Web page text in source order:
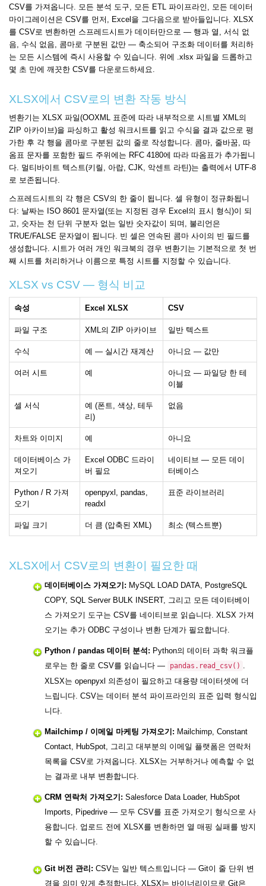
CSV를 가져옵니다. 모든 분석 도구, 모든 ETL 파이프라인, 모든 데이터
마이그레이션은 CSV를 먼저, Excel을 그다음으로 받아들입니다. XLSX
를 CSV로 변환하면 스프레드시트가 데이터만으로 — 행과 열, 서식 없
음, 수식 없음, 콤마로 구분된 값만 — 축소되어 구조화 데이터를 처리하
는 모든 시스템에 즉시 사용할 수 있습니다. 위에 .xlsx 파일을 드롭하고
몇 초 만에 깨끗한 CSV를 다운로드하세요.
XLSX에서 CSV로의 변환 작동 방식
변환기는 XLSX 파일(OOXML 표준에 따라 내부적으로 시트별 XML의
ZIP 아카이브)을 파싱하고 활성 워크시트를 읽고 수식을 결과 값으로 평
가한 후 각 행을 콤마로 구분된 값의 줄로 작성합니다. 콤마, 줄바꿈, 따
옴표 문자를 포함한 필드 주위에는 RFC 4180에 따라 따옴표가 추가됩니
다. 멀티바이트 텍스트(키릴, 아랍, CJK, 악센트 라틴)는 출력에서 UTF-8
로 보존됩니다.
스프레드시트의 각 행은 CSV의 한 줄이 됩니다. 셀 유형이 정규화됩니
다: 날짜는 ISO 8601 문자열(또는 지정된 경우 Excel의 표시 형식)이 되
고, 숫자는 천 단위 구분자 없는 일반 숫자값이 되며, 불리언은
TRUE/FALSE 문자열이 됩니다. 빈 셀은 연속된 콤마 사이의 빈 필드를
생성합니다. 시트가 여러 개인 워크북의 경우 변환기는 기본적으로 첫 번
째 시트를 처리하거나 이름으로 특정 시트를 지정할 수 있습니다.
XLSX vs CSV — 형식 비교
속성 Excel XLSX CSV
파일 구조 XML의 ZIP 아카이브 일반 텍스트
수식 예 — 실시간 재계산 아니요 — 값만
여러 시트 예
아니요 — 파일당 한 테
이블
셀 서식
예 (폰트, 색상, 테두
리)
없음
차트와 이미지 예 아니요
데이터베이스 가
져오기
Excel ODBC 드라이
버 필요
네이티브 — 모든 데이
터베이스
Python / R 가져
오기
openpyxl, pandas,
readxl
표준 라이브러리
파일 크기 더 큼 (압축된 XML) 최소 (텍스트뿐)
XLSX에서 CSV로의 변환이 필요한 때
데이터베이스 가져오기: MySQL LOAD DATA, PostgreSQL
COPY, SQL Server BULK INSERT, 그리고 모든 데이터베이
스 가져오기 도구는 CSV를 네이티브로 읽습니다. XLSX 가져
오기는 추가 ODBC 구성이나 변환 단계가 필요합니다.
Python / pandas 데이터 분석: Python의 데이터 과학 워크플
로우는 한 줄로 CSV를 읽습니다 —
pandas.read_csv() .
XLSX는 openpyxl 의존성이 필요하고 대용량 데이터셋에 더
느립니다. CSV는 데이터 분석 파이프라인의 표준 입력 형식입
니다.
Mailchimp / 이메일 마케팅 가져오기: Mailchimp, Constant
Contact, HubSpot, 그리고 대부분의 이메일 플랫폼은 연락처
목록을 CSV로 가져옵니다. XLSX는 거부하거나 예측할 수 없
는 결과로 내부 변환합니다.
CRM 연락처 가져오기: Salesforce Data Loader, HubSpot
Imports, Pipedrive — 모두 CSV를 표준 가져오기 형식으로 사
용합니다. 업로드 전에 XLSX를 변환하면 열 매핑 실패를 방지
할 수 있습니다.
Git 버전 관리: CSV는 일반 텍스트입니다 — Git이 줄 단위 변
경을 의미 있게 추적합니다. XLSX는 바이너리이므로 Git은